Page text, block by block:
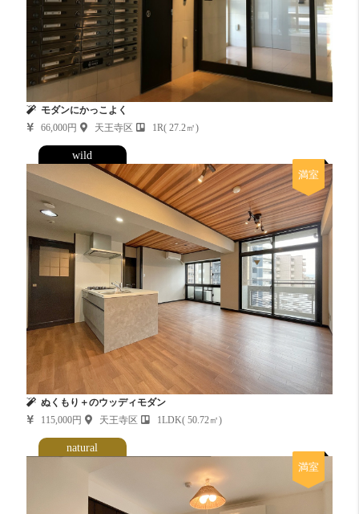
モダンにかっこよく
66,000円
天王寺区 1R( 27.2㎡)
wild
満室
ぬくもり＋のウッディモダン
115,000円
天王寺区 1LDK( 50.72㎡)
natural
満室